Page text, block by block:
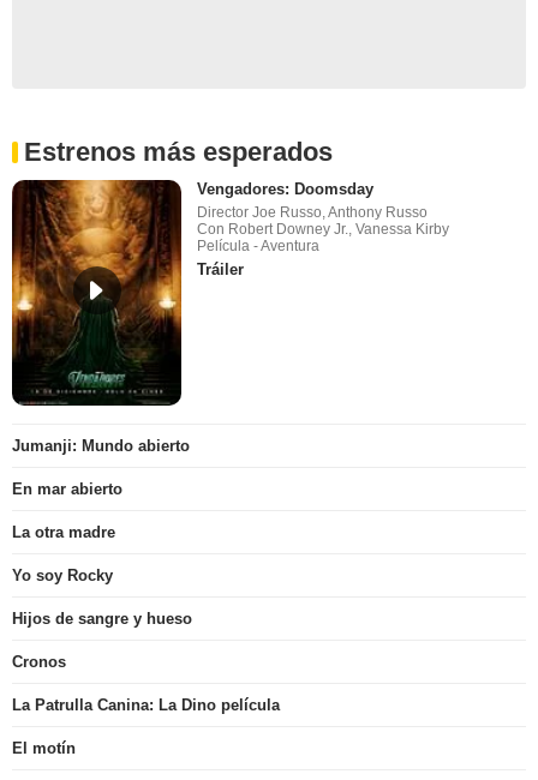
Estrenos más esperados
Vengadores: Doomsday
Director Joe Russo, Anthony Russo
Con Robert Downey Jr., Vanessa Kirby
Película - Aventura
Tráiler
Jumanji: Mundo abierto
En mar abierto
La otra madre
Yo soy Rocky
Hijos de sangre y hueso
Cronos
La Patrulla Canina: La Dino película
El motín